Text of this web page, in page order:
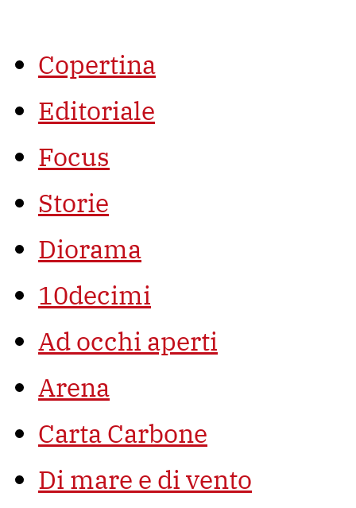
Copertina
Editoriale
Focus
Storie
Diorama
10decimi
Ad occhi aperti
Arena
Carta Carbone
Di mare e di vento